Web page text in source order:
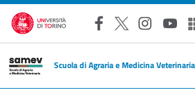
Salta al contenuto principale
Facebook
X Instagram
Scuola di Agraria e Medicina